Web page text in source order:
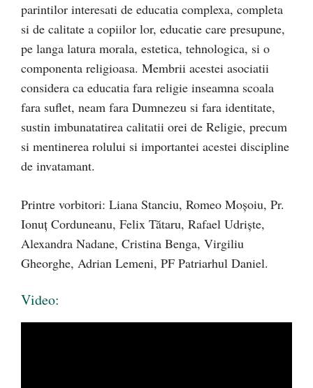
parintilor interesati de educatia complexa, completa
si de calitate a copiilor lor, educatie care presupune,
pe langa latura morala, estetica, tehnologica, si o
componenta religioasa. Membrii acestei asociatii
considera ca educatia fara religie inseamna scoala
fara suflet, neam fara Dumnezeu si fara identitate,
sustin imbunatatirea calitatii orei de Religie, precum
si mentinerea rolului si importantei acestei discipline
de invatamant.
Printre vorbitori: Liana Stanciu, Romeo Moșoiu, Pr.
Ionuț Corduneanu, Felix Tătaru, Rafael Udriște,
Alexandra Nadane, Cristina Benga, Virgiliu
Gheorghe, Adrian Lemeni, PF Patriarhul Daniel.
Video: